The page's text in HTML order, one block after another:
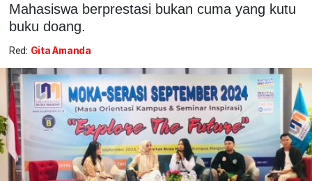
Mahasiswa berprestasi bukan cuma yang kutu
buku doang.
Red: Gita Amanda